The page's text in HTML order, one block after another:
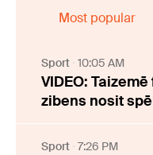
Most popular
Sport 10:05 AM
VIDEO:
zibens nosit
Sport 7:26 PM